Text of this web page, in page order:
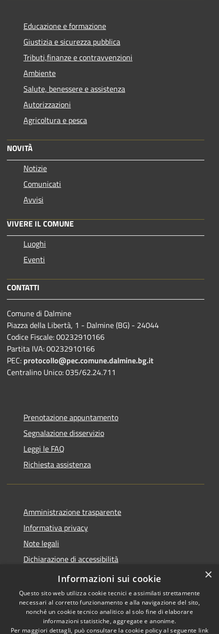
Educazione e formazione
Giustizia e sicurezza pubblica
Tributi,finanze e contravvenzioni
Ambiente
Salute, benessere e assistenza
Autorizzazioni
Agricoltura e pesca
NOVITÀ
Notizie
Comunicati
Avvisi
VIVERE IL COMUNE
Luoghi
Eventi
CONTATTI
Comune di Dalmine
Piazza della Libertà, 1 - Dalmine (BG) - 24044
Codice Fiscale: 00232910166
Partita IVA: 00232910166
PEC: protocollo@pec.comune.dalmine.bg.it
Centralino Unico: 035/62.24.711
Prenotazione appuntamento
Segnalazione disservizio
Leggi le FAQ
Richiesta assistenza
Amministrazione trasparente
Informativa privacy
Note legali
Dichiarazione di accessibilità
Piano di miglioramento del sito
Copyright © 2026 • Comune di
×
Informazioni sui cookie
Questo sito web utilizza cookie tecnici e assimilati strettamente
necessari al corretto funzionamento e alla navigazione del sito,
nonché un cookie tecnico analitico al solo fine di elaborare
informazioni statistiche, aggregate e anonime.
Per maggiori dettagli, può consultare la cookie policy al seguente link